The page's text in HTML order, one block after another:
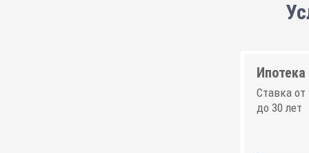
Ипотека
Ставка от
до 30 лет